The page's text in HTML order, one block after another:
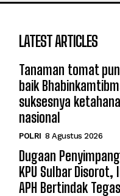
LATEST ARTICLES
Tanaman tomat
baik
suksesnya
nasional
POLRI 8 Agustus 2026
Dugaan
KPU Sulbar Disorot,
APH Bertindak Tegas